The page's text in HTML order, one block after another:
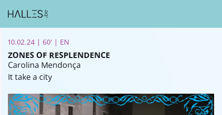
10.02.24 | 60' | EN
ZONES OF RESPLENDENCE
Carolina Mendonça
It take a city